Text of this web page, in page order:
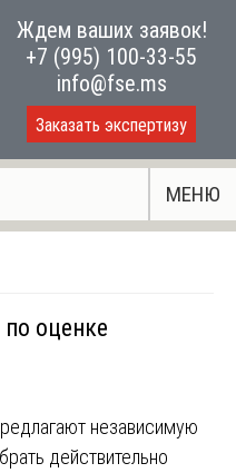
Ждем ваших заявок!
+7 (995) 100-33-55
info@fse.ms
Заказать экспертизу
МЕНЮ
оценке
независимую
действительно